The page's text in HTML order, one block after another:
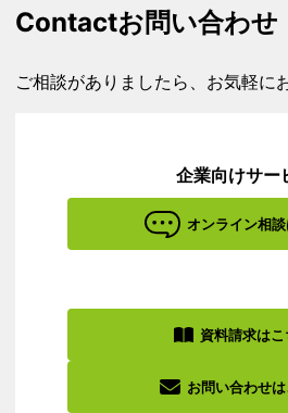
Contactお問い合わせ
ご相談がありましたら、お気軽に
企業向けサー
オンライン相
資料請求はこ
お問い合わせ